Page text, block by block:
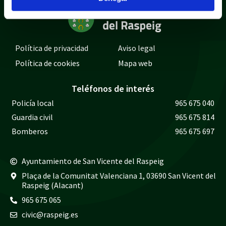
Política de privacidad
Aviso legal
Política de cookies
Mapa web
Teléfonos de interés
Policía local
965 675 040
Guardia civil
965 675 814
Bomberos
965 675 697
Ayuntamiento de San Vicente del Raspeig
Plaça de la Comunitat Valenciana 1, 03690 San Vicent del
Raspeig (Alacant)
965 675 065
civic@raspeig.es